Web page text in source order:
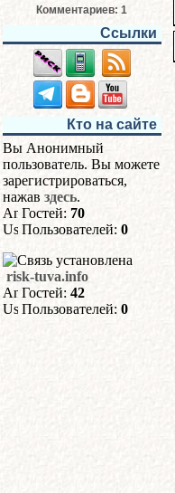
Комментариев: 1
Ссылки
Кто на сайте
Вы Анонимный
пользователь. Вы можете
зарегистрироваться,
нажав здесь.
Гостей: 70
Пользователей: 0
risk-tuva.info
Гостей: 42
Пользователей: 0